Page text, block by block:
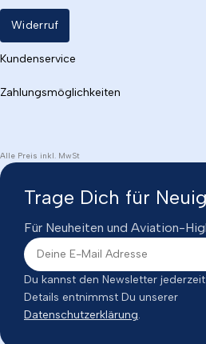
Widerruf
Kundenservice
Zahlungsmöglichkeiten
Alle Preis inkl. MwSt
Trage Dich für
Für Neuheiten und Aviation-
Du kannst den Newsletter
Details entnimmst Du unserer
Datenschutzerklärung.